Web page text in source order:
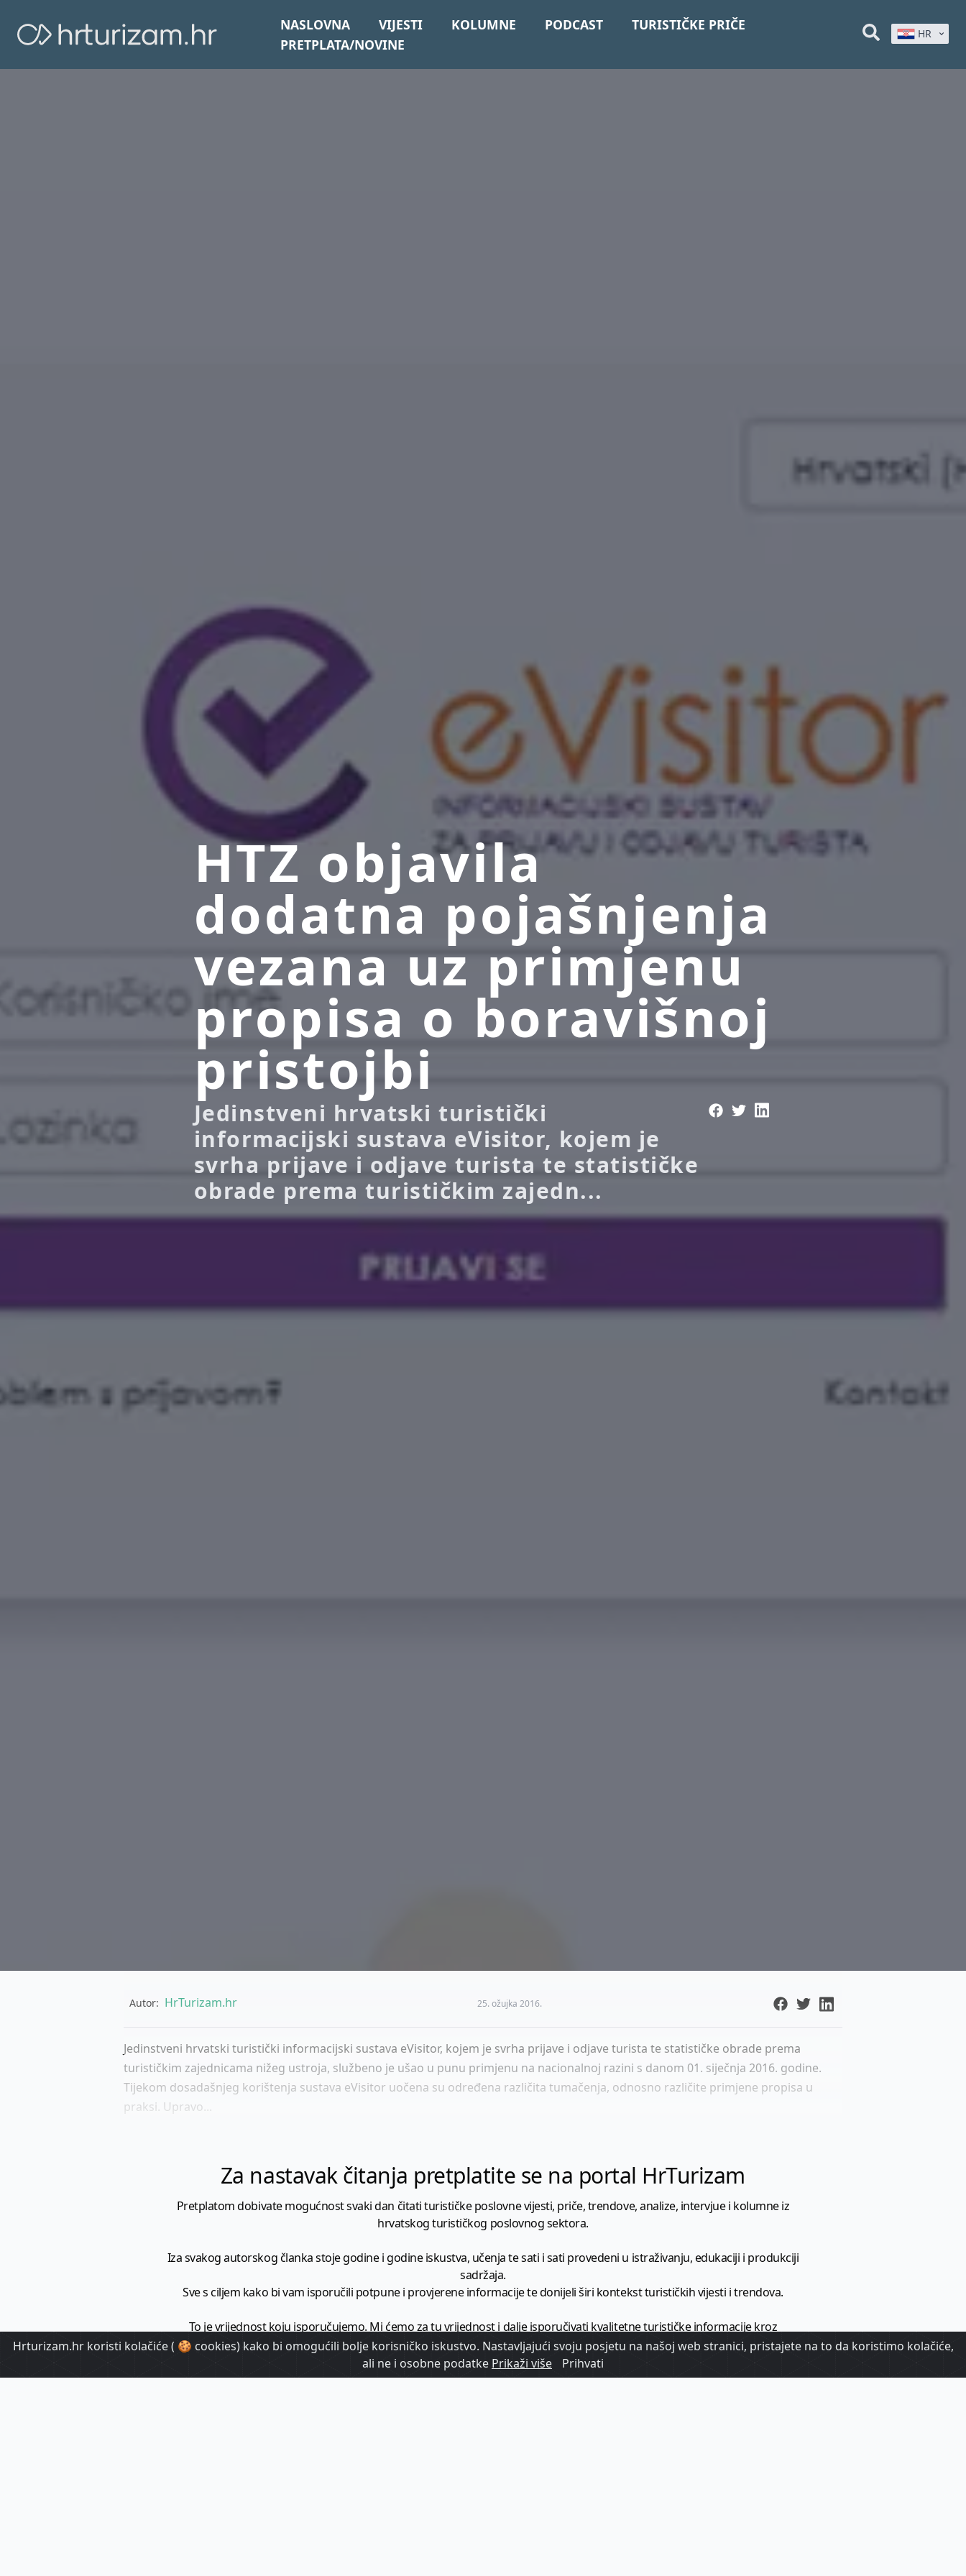
NASLOVNA VIJESTI KOLUMNE PODCAST
TURISTIČKE PRIČE
PRETPLATA/NOVINE
HR
HTZ objavila
dodatna pojašnjenja
vezana uz primjenu
propisa o boravišnoj
pristojbi
Jedinstveni hrvatski turistički
informacijski sustava eVisitor, kojem je
svrha prijave i odjave turista te statističke
obrade prema turističkim zajedn...
Autor: HrTurizam.hr 25. ožujka 2016.
Jedinstveni hrvatski turistički informacijski sustava eVisitor, kojem je svrha prijave i odjave turista te statističke obrade prema
turističkim zajednicama nižeg ustroja, službeno je ušao u punu primjenu na nacionalnoj razini s danom 01. siječnja 2016. godine.
Tijekom dosadašnjeg korištenja sustava eVisitor uočena su određena različita tumačenja, odnosno različite primjene propisa u
praksi. Upravo...
Za nastavak čitanja pretplatite se na portal HrTurizam
Pretplatom dobivate mogućnost svaki dan čitati turističke poslovne vijesti, priče, trendove, analize, intervjue i kolumne iz
hrvatskog turističkog poslovnog sektora.
Iza svakog autorskog članka stoje godine i godine iskustva, učenja te sati i sati provedeni u istraživanju, edukaciji i produkciji
sadržaja.
Sve s ciljem kako bi vam isporučili potpune i provjerene informacije te donijeli širi kontekst turističkih vijesti i trendova.
To je vrijednost koju isporučujemo. Mi ćemo za tu vrijednost i dalje isporučivati kvalitetne turističke informacije kroz
minimalno1728 članaka godišnje.
HrTurizam - vaš izvor informacija iz poslovnog svijeta hrvatskog turizma.
Hrturizam.hr koristi kolačiće ( 🍪 cookies) kako bi omogućili bolje korisničko iskustvo. Nastavljajući svoju posjetu na našoj web stranici, pristajete na to da koristimo kolačiće,
ali ne i osobne podatke Prikaži više Prihvati